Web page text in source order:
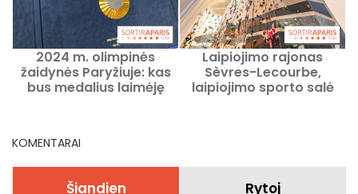
2024 m. olimpinės
žaidynės Paryžiuje: kas
bus medalius laimėję
Laipiojimo rajonas
Sèvres-Lecourbe,
laipiojimo sporto salė
KOMENTARAI
Šiandien Rytoj